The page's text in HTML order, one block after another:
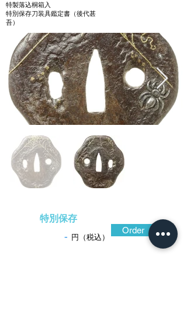
特製落込桐箱入
特別保存刀装具鑑定書（後代甚
吾）
特別保存
- 円（税込）
Order